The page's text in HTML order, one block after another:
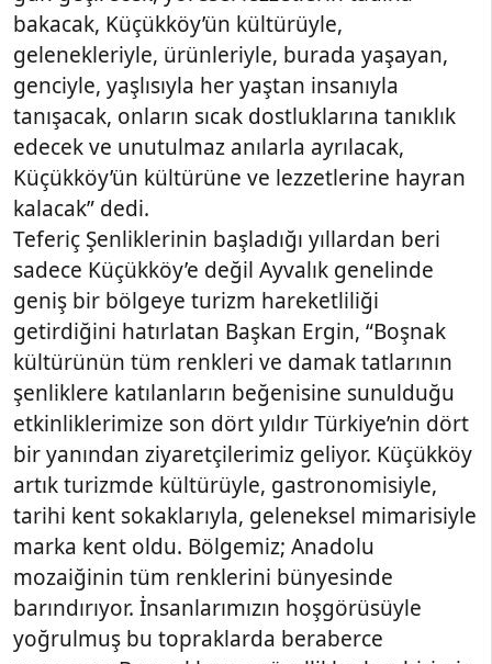
bakacak, Küçükköy’ün kültürüyle,
gelenekleriyle, ürünleriyle, burada yaşayan,
genciyle, yaşlısıyla her yaştan insanıyla
tanışacak, onların sıcak dostluklarına tanıklık
edecek ve unutulmaz anılarla ayrılacak,
Küçükköy’ün kültürüne ve lezzetlerine hayran
kalacak” dedi.
Teferiç Şenliklerinin başladığı yıllardan beri
sadece Küçükköy’e değil Ayvalık genelinde
geniş bir bölgeye turizm hareketliliği
getirdiğini hatırlatan Başkan Ergin, “Boşnak
kültürünün tüm renkleri ve damak tatlarının
şenliklere katılanların beğenisine sunulduğu
etkinliklerimize son dört yıldır Türkiye’nin dört
bir yanından ziyaretçilerimiz geliyor. Küçükköy
artık turizmde kültürüyle, gastronomisiyle,
tarihi kent sokaklarıyla, geleneksel mimarisiyle
marka kent oldu. Bölgemiz; Anadolu
mozaiğinin tüm renklerini bünyesinde
barındırıyor. İnsanlarımızın hoşgörüsüyle
yoğrulmuş bu topraklarda beraberce